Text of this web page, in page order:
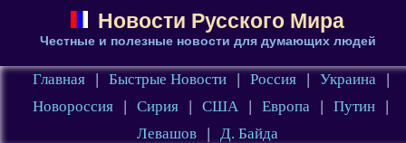
Новости Русского Мира
Честные и полезные новости для думающих людей
Главная | Быстрые Новости | Россия | Украина
|
Новороссия
| Сирия | США | Европа | Путин
|
Левашов
| Д. Байда